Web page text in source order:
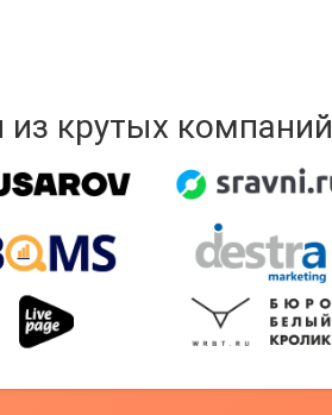
крутых компаний